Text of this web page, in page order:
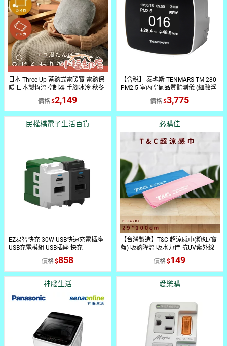
日本 Three Up 蓄熱式電暖寶 電熱保
暖 日本製恆溫控制器 手腳冰冷 秋冬
必備 湯婆子 暖水袋 蓄熱4-8小時
【小福部屋】
價格 2,149
【含稅】 泰瑪斯 TENMARS TM-280
PM2.5 室內空氣品質監測儀 (細懸浮
微粒檢測) 溫度 濕度 檢測器
價格 3,775
民權橋電子生活百貨
EZ易智快充 30W USB快速充電插座
USB充電模組 USB插座 快充
PWUC30AC PGUC30AC
價格 858
必購佳
【台灣製造】T&C 超涼感巾(粉紅/寶
藍) 吸熱降溫 吸水力佳 抗UV紫外線
SGS認證 冰涼巾 領巾 H-TG003-
價格 149
神腦生活 愛樂購